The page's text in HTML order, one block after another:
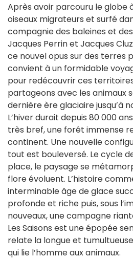
Après avoir parcouru le globe
oiseaux migrateurs et surfé
compagnie des baleines et
Jacques Perrin et Jacques
ce nouvel opus sur des terres
convient à un formidable
pour redécouvrir ces
partageons avec les animaux
dernière ère glaciaire jusqu’à
L’hiver durait depuis 80 000
très bref, une forêt immense
continent. Une nouvelle
tout est bouleversé. Le cycle
place, le paysage se
flore évoluent. L’histoire
interminable âge de glace
profonde et riche puis, sous
nouveaux, une campagne
Les Saisons est une épopée
relate la longue et
qui lie l’homme aux animaux.